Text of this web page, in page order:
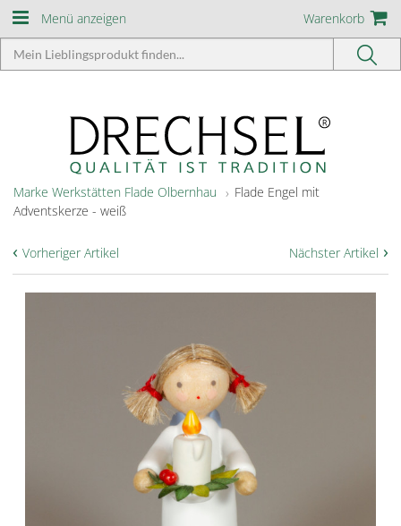
Menü anzeigen Warenkorb
Marke Werkstätten Flade Olbernhau
Flade Engel mit
Adventskerze - weiß
Nächster Artikel ›
‹ Vorheriger Artikel